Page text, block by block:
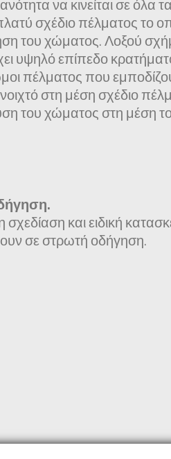
σχέδιο πέλματος το
του χώματος. Λοξού
υψηλό επίπεδο
πέλματος που
στη μέση σχέδιο
του χώματος στη μέση
και ειδική
σε στρωτή οδήγηση.